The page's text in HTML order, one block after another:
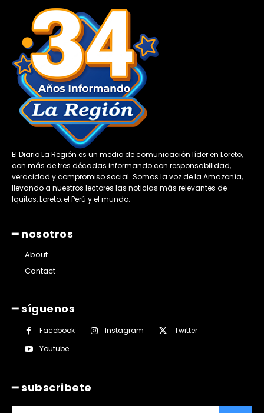
El Diario La Región es un medio de comunicación líder en Loreto,
con más de tres décadas informando con responsabilidad,
veracidad y compromiso social. Somos la voz de la Amazonía,
llevando a nuestros lectores las noticias más relevantes de
Iquitos, Loreto, el Perú y el mundo.
━ nosotros
About
Contact
━ síguenos
Facebook Instagram
Twitter
Youtube
━ subscribete